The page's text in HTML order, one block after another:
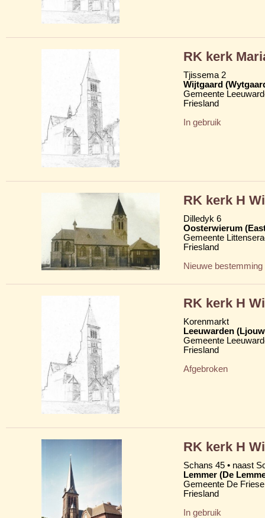
RK kerk
Tjissema 2
Wijtgaard
Gemeente
Friesland
In gebruik
RK kerk H
Dilledyk 6
Oosterwierum
Gemeente
Friesland
Nieuwe bestemming
RK kerk H
Korenmarkt
Leeuwarden
Gemeente
Friesland
Afgebroken
RK kerk H
Schans 45 • naast
Lemmer (De
Gemeente De
Friesland
In gebruik